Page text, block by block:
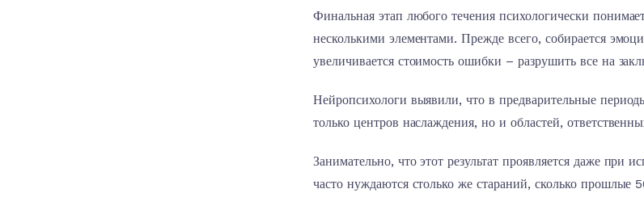
Финальная этап любого течения психологически
несколькими элементами. Прежде всего, собирается
увеличивается стоимость ошибки – разрушить все на
Нейропсихологи выявили, что в предварительные
только центров наслаждения, но и областей,
Занимательно, что этот результат проявляется даже
часто нуждаются столько же стараний, сколько